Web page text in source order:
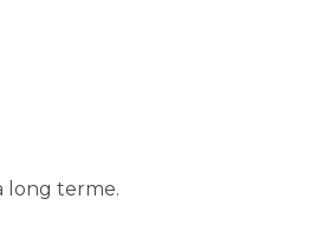
long terme.